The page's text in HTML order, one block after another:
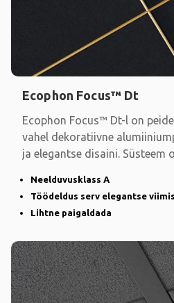
Ecophon Focus™ Dt
Ecophon Focus™ Dt-l on
vahel dekoratiivne
ja elegantse disaini. Süsteem
Neelduvusklass A
Töödeldus serv elegantse
Lihtne paigaldada